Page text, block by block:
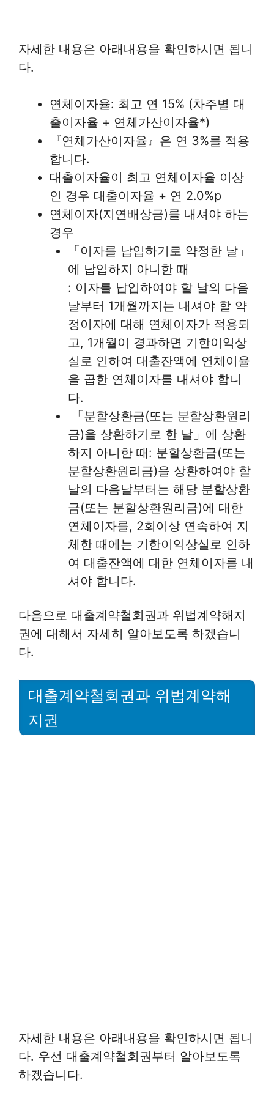
자세한 내용은 아래내용을 확인하시면 됩니
다.
연체이자율: 최고 연 15% (차주별 대
출이자율 + 연체가산이자율*)
『연체가산이자율』은 연 3%를 적용
합니다.
대출이자율이 최고 연체이자율 이상
인 경우 대출이자율 + 연 2.0%p
연체이자(지연배상금)를 내셔야 하는
경우
「이자를 납입하기로 약정한 날」
에 납입하지 아니한 때
: 이자를 납입하여야 할 날의 다음
날부터 1개월까지는 내셔야 할 약
정이자에 대해 연체이자가 적용되
고, 1개월이 경과하면 기한이익상
실로 인하여 대출잔액에 연체이율
을 곱한 연체이자를 내셔야 합니
다.
「분할상환금(또는 분할상환원리
금)을 상환하기로 한 날」에 상환
하지 아니한 때: 분할상환금(또는
분할상환원리금)을 상환하여야 할
날의 다음날부터는 해당 분할상환
금(또는 분할상환원리금)에 대한
연체이자를, 2회이상 연속하여 지
체한 때에는 기한이익상실로 인하
여 대출잔액에 대한 연체이자를 내
셔야 합니다.
다음으로 대출계약철회권과 위법계약해지
권에 대해서 자세히 알아보도록 하겠습니
다.
대출계약철회권과 위법계약해
지권
자세한 내용은 아래내용을 확인하시면 됩니
다. 우선 대출계약철회권부터 알아보도록
하겠습니다.